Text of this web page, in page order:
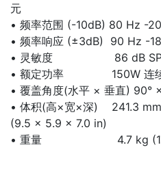
元
• 频率范围 (-10dB) 80 Hz -
• 频率响应 (±3dB) 90 Hz -
• 灵敏度 86 dB SPL
• 额定功率 150W 连续,
• 覆盖角度(水平 × 垂直) 90°
• 体积(高×宽×深) 241.3
(9.5 x 5.9 x 7.0 in)
• 重量 4.7 kg